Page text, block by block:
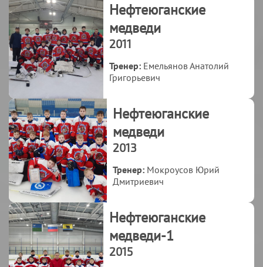
Нефтеюганские
медведи
2011
Тренер:Емельянов Анатолий
Григорьевич
Нефтеюганские
медведи
2013
Тренер: Мокроусов Юрий
Дмитриевич
Нефтеюганские
медведи-1
2015